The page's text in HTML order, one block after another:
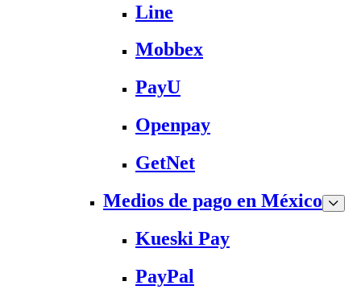
Line
Mobbex
PayU
Openpay
GetNet
Medios de pago en México
Kueski Pay
PayPal